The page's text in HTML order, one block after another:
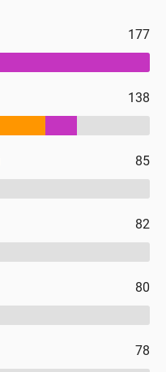
177
138
85
82
80
78